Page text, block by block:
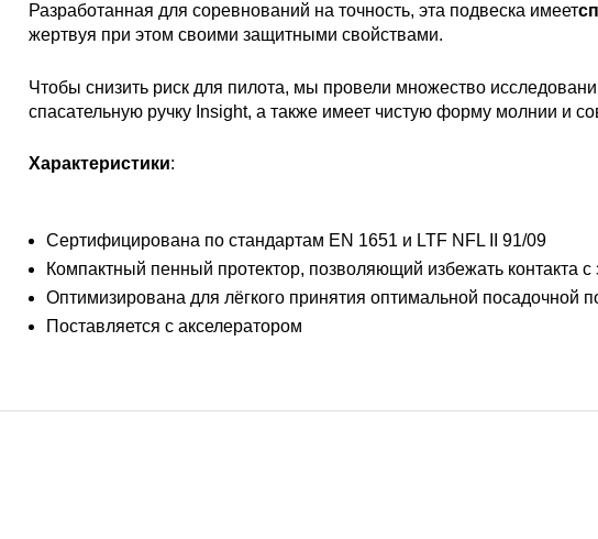
Разработанная для соревнований на точность, эта подвеска имеет
жертвуя при этом своими защитными свойствами.
Чтобы снизить риск для пилота, мы провели множество
спасательную ручку Insight, а также имеет чистую форму молнии и
Характеристики:
Сертифицирована по стандартам EN 1651 и LTF NFL II 91/09
Компактный пенный протектор, позволяющий избежать контакта с
Оптимизирована для лёгкого принятия оптимальной посадочной
Поставляется с акселератором